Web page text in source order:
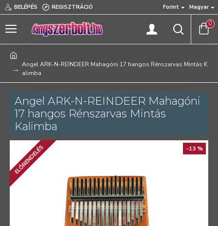
BELÉPÉS REGISZTRÁCIÓ Forint Magyar
0
Angel ARK-N-REINDEER Mahagóni 17 hangos Rénszarvas Mintás K
alimba
Angel ARK-N-REINDEER Mahagóni
17 hangos Rénszarvas Mintás
Kalimba
-13 %
ELŐRENDELÉS